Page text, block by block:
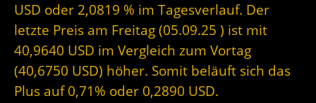
USD oder 2,0819 % im Tagesverlauf. Der
letzte Preis am Freitag (05.09.25 ) ist mit
40,9640 USD im Vergleich zum Vortag
(40,6750 USD) höher. Somit beläuft sich das
Plus auf 0,71% oder 0,2890 USD.